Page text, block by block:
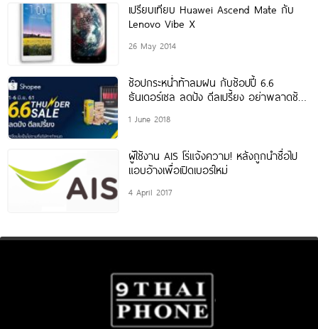
เปรียบเทียบ Huawei Ascend Mate กับ
Lenovo Vibe X
26 May 2014
ช้อปกระหน่ำท้าลมฝน กับช้อปปี้ 6.6
ธันเดอร์เซล ลดปัง ดีลเปรี้ยง อย่าพลาดช้อ
เริ่มต้นเพียง 66 บาท
1 June 2018
ผู้ใช้งาน AIS โร่แจ้งความ! หลังถูกนำชื่อไป
แอบอ้างเพื่อเปิดเบอร์ใหม่
4 April 2017